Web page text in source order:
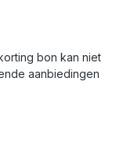
bon kan niet
aanbiedingen